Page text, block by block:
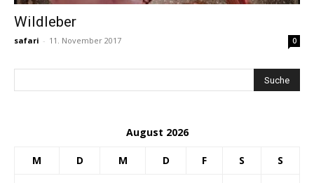
Wildleber
safari - 11. November 2017 0
August 2026
M D M D F S S